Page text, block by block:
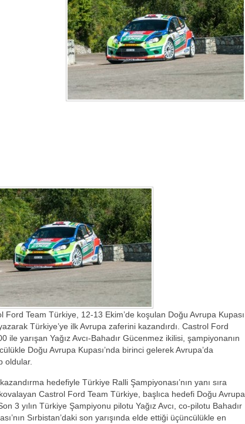
Ford Team Türkiye, 12-13 Ekim’de koşulan Doğu Avrupa Kupası
Türkiye’ye ilk Avrupa zaferini kazandırdı. Castrol Ford
ile yarışan Yağız Avcı-Bahadır Gücenmez ikilisi, şampiyonanın
Doğu Avrupa Kupası’nda birinci gelerek Avrupa’da
oldular.
hedefiyle Türkiye Ralli Şampiyonası’nın yanı sıra
Castrol Ford Team Türkiye, başlıca hedefi Doğu Avrupa
3 yılın Türkiye Şampiyonu pilotu Yağız Avcı, co-pilotu Bahadır
Sırbistan’daki son yarışında elde ettiği üçüncülükle en